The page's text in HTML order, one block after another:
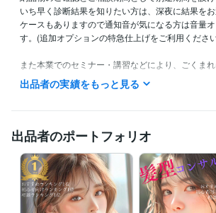
いち早く診断結果を知りたい方は、深夜に結果を
ケースもありますので通知音が気になる方は音量
す。(追加オプションの特急仕上げをご利用くださ
また本業でのセミナー・講習などにより、ごくま
ただく場合がございます。ご理解、ご協力の程よろ
す。
経験職種
経営・マネジメント / 経営者・CEO・COO
経営・マネジメント / 取締役・執行役員 経験年
ライフスタイル・その他 / 講師・インストラクタ
ライフスタイル・その他 / 美容師・ネイリスト・
8年
出品者の実績をもっと見る
出品者のポートフォリオ